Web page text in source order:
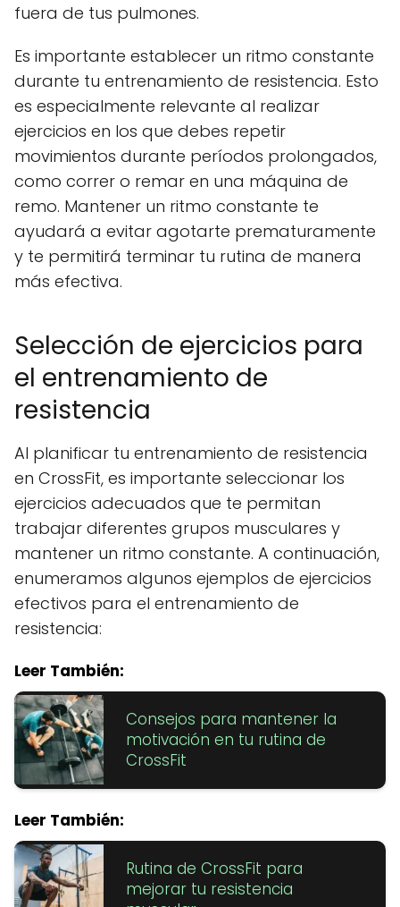
fuera de tus pulmones.
Es importante establecer un ritmo constante
durante tu entrenamiento de resistencia. Esto
es especialmente relevante al realizar
ejercicios en los que debes repetir
movimientos durante períodos prolongados,
como correr o remar en una máquina de
remo. Mantener un ritmo constante te
ayudará a evitar agotarte prematuramente
y te permitirá terminar tu rutina de manera
más efectiva.
Selección de ejercicios para
el entrenamiento de
resistencia
Al planificar tu entrenamiento de resistencia
en CrossFit, es importante seleccionar los
ejercicios adecuados que te permitan
trabajar diferentes grupos musculares y
mantener un ritmo constante. A continuación,
enumeramos algunos ejemplos de ejercicios
efectivos para el entrenamiento de
resistencia:
Leer También:
Consejos para mantener la
motivación en tu rutina de
CrossFit
Leer También:
Rutina de CrossFit para
mejorar tu resistencia